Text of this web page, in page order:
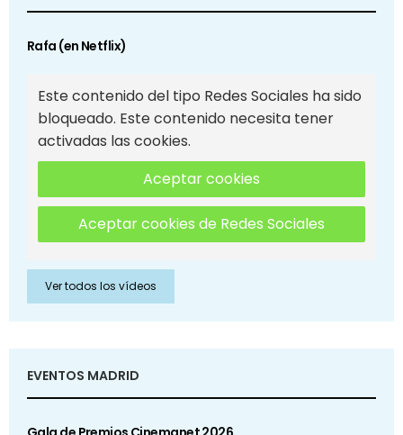
Rafa (en Netflix)
Este contenido del tipo Redes Sociales ha sido
bloqueado. Este contenido necesita tener
activadas las cookies.
Aceptar cookies
Aceptar cookies de Redes Sociales
Ver todos los vídeos
EVENTOS MADRID